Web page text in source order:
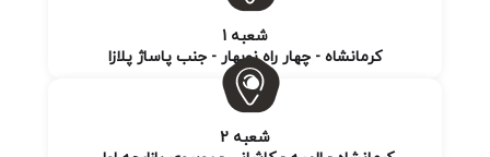
شعبه 1
کرمانشاه - چهار راه نوبهار - جنب پاساژ پلازا
شعبه 2